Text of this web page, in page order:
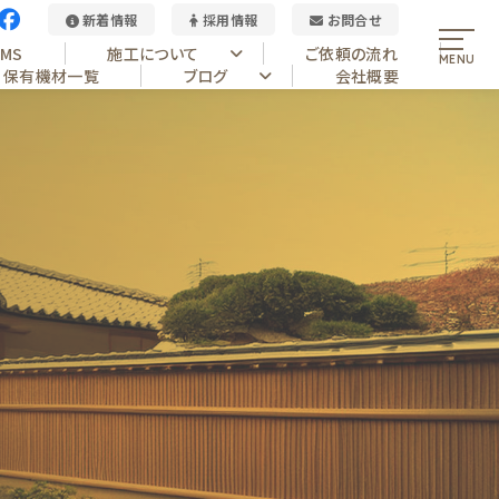
新着情報 採用情報 お問合せ
施工について
ご依頼の流れ
保有機材一覧
ブログ 会社概要